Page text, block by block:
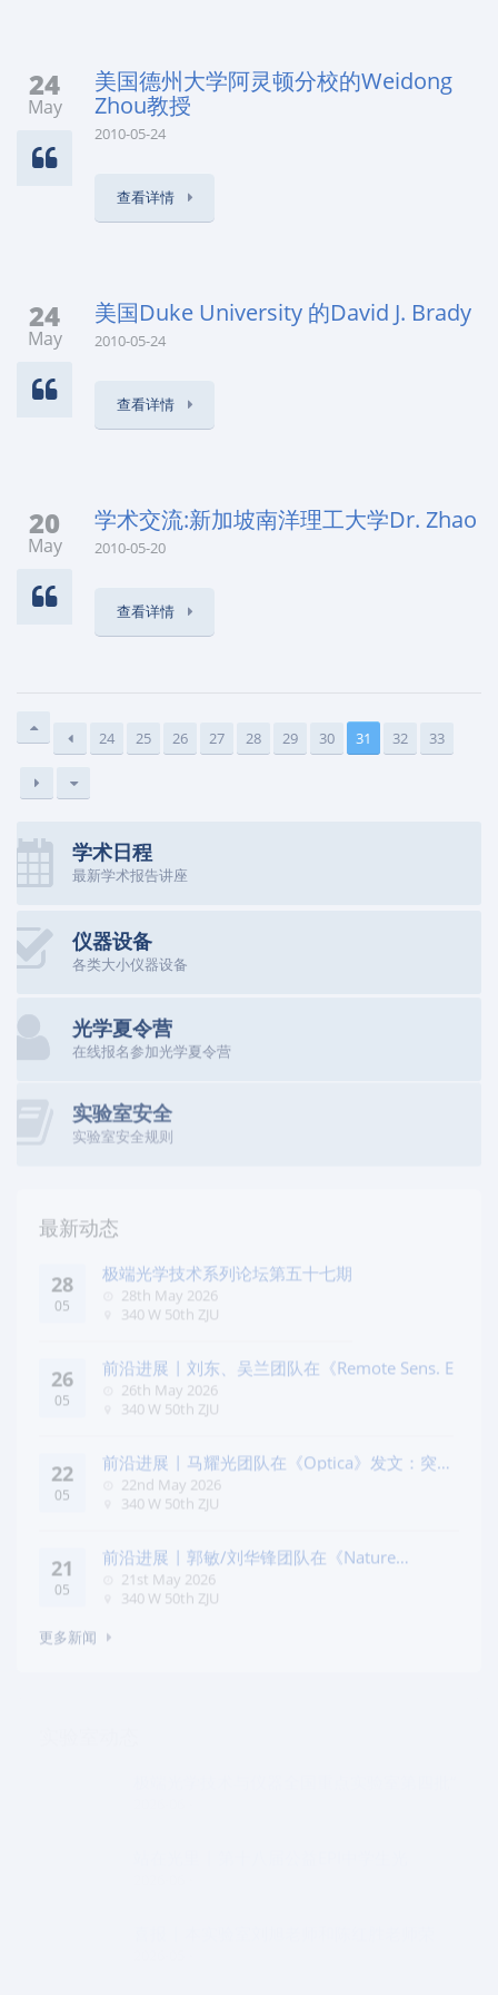
24
May
美国德州大学阿灵顿分校的Weidong
Zhou教授
2010-05-24
查看详情
24
May
美国Duke University 的David J. Brady
2010-05-24
查看详情
20
May
学术交流:新加坡南洋理工大学Dr. Zhao
2010-05-20
查看详情
24 25 26 27 28 29 30 31 32 33
学术日程
最新学术报告讲座
仪器设备
各类大小仪器设备
光学夏令营
在线报名参加光学夏令营
实验室安全
实验室安全规则
最新动态
28
05
极端光学技术系列论坛第五十七期
28th May 2026
340 W 50th ZJU
26
05
前沿进展 | 刘东、吴兰团队在《Remote Sens. E
26th May 2026
340 W 50th ZJU
22
05
前沿进展 | 马耀光团队在《Optica》发文：突破
几何相位
22nd May 2026
340 W 50th ZJU
21
05
前沿进展 | 郭敏/刘华锋团队在《Nature
Commun
21st May 2026
340 W 50th ZJU
更多新闻